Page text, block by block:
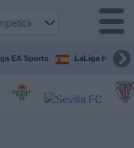
EA Sports LaLiga